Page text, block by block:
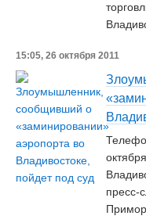
15:05, 26 октября 2011
пресс-